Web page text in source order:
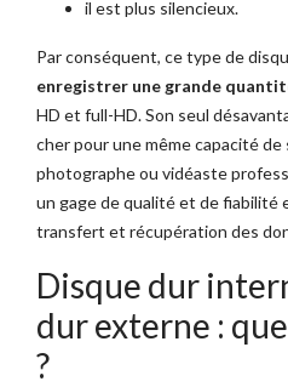
il est plus silencieux.
Par conséquent, ce type de
enregistrer une grande
HD et full-HD. Son seul
cher pour une même capacité de
photographe ou vidéaste
un gage de qualité et de fiabilité
transfert et récupération des
Disque dur
dur externe :
?